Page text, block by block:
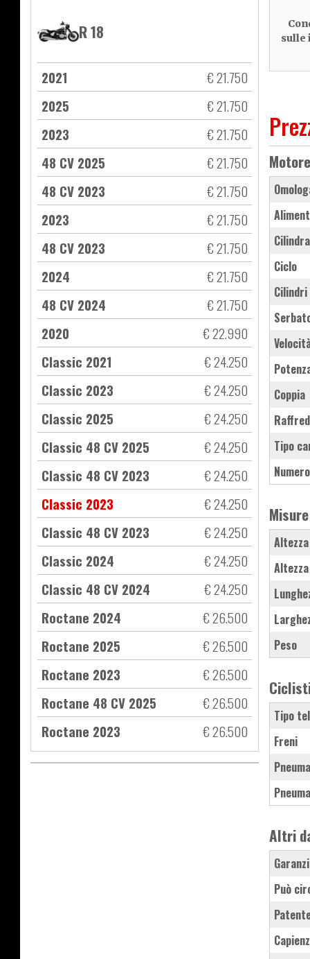
R 18
2021
€ 21.750
2025
€ 21.750
2023
€ 21.750
48 CV 2025
€ 21.750
48 CV 2023
€ 21.750
2023
€ 21.750
48 CV 2023
€ 21.750
2024
€ 21.750
48 CV 2024
€ 21.750
2020
€ 22.990
Classic 2021
€ 24.250
Classic 2023
€ 24.250
Classic 2025
€ 24.250
Classic 48 CV 2025
€ 24.250
Classic 48 CV 2023
€ 24.250
Classic 2023
€ 24.250
Classic 48 CV 2023
€ 24.250
Classic 2024
€ 24.250
Classic 48 CV 2024
€ 24.250
Roctane 2024
€ 26.500
Roctane 2025
€ 26.500
Roctane 2023
€ 26.500
Roctane 48 CV 2025
€ 26.500
Roctane 2023
€ 26.500
sulle
Motore
Ciclo
Cilindri
Coppia
Tipo
Misure
Altezza
Altezza
Peso
Tipo
Freni
Altri
Può